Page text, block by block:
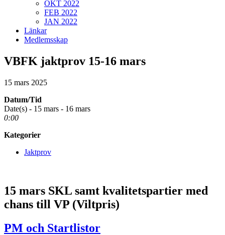
OKT 2022
FEB 2022
JAN 2022
Länkar
Medlemsskap
VBFK jaktprov 15-16 mars
15 mars 2025
Datum/Tid
Date(s) - 15 mars - 16 mars
0:00
Kategorier
Jaktprov
15 mars SKL samt kvalitetspartier med
chans till VP (Viltpris)
PM och Startlistor